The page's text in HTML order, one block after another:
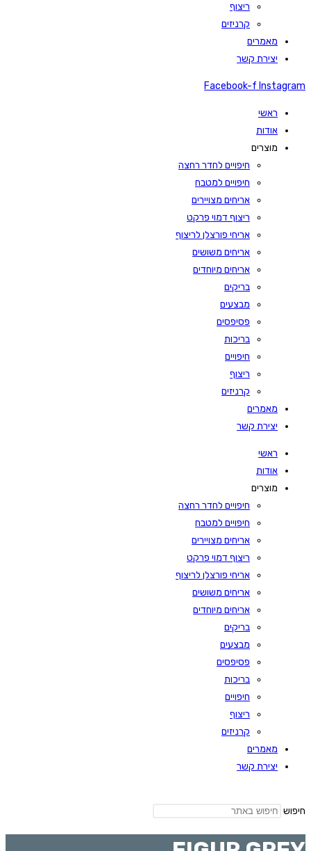
ריצוף
קרניזים
מאמרים
יצירת קשר
Facebook-f Instagram
ראשי
אודות
מוצרים
חיפויים לחדר רחצה
חיפויים למטבח
אריחים מצויירים
ריצוף דמוי פרקט
אריחי פורצלן לריצוף
אריחים משושים
אריחים מיוחדים
בריקים
מבצעים
פסיפסים
בריכות
חיפויים
ריצוף
קרניזים
מאמרים
יצירת קשר
ראשי
אודות
מוצרים
חיפויים לחדר רחצה
חיפויים למטבח
אריחים מצויירים
ריצוף דמוי פרקט
אריחי פורצלן לריצוף
אריחים משושים
אריחים מיוחדים
בריקים
מבצעים
פסיפסים
בריכות
חיפויים
ריצוף
קרניזים
מאמרים
יצירת קשר
חיפוש